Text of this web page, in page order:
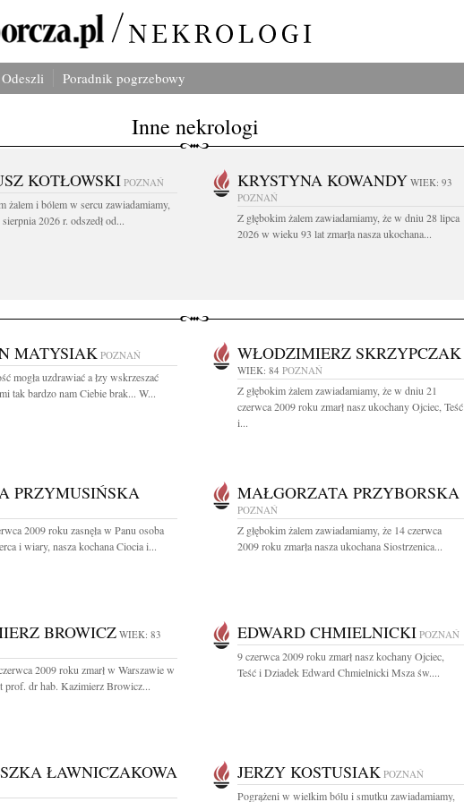
Odeszli Poradnik pogrzebowy
Inne nekrologi
KOTŁOWSKI POZNAŃ
żalem i bólem w sercu zawiadamiamy,
2026 r. odszedł od...
KRYSTYNA KOWANDY WIEK: 93
POZNAŃ
Z głębokim żalem zawiadamiamy, że w dniu 28 lipca
2026 w wieku 93 lat zmarła nasza ukochana...
MATYSIAKPOZNAŃ
mogła uzdrawiać a łzy wskrzeszać
tak bardzo nam Ciebie brak... W...
WŁODZIMIERZ SKRZYPCZAK
WIEK: 84 POZNAŃ
Z głębokim żalem zawiadamiamy, że w dniu 21
czerwca 2009 roku zmarł nasz ukochany Ojciec, Teść
i...
PRZYMUSIŃSKA
2009 roku zasnęła w Panu osoba
i wiary, nasza kochana Ciocia i...
MAŁGORZATA PRZYBORSKA
POZNAŃ
Z głębokim żalem zawiadamiamy, że 14 czerwca
2009 roku zmarła nasza ukochana Siostrzenica...
BROWICZ WIEK: 83
2009 roku zmarł w Warszawie w
prof. dr hab. Kazimierz Browicz...
EDWARD CHMIELNICKI POZNAŃ
9 czerwca 2009 roku zmarł nasz kochany Ojciec,
Teść i Dziadek Edward Chmielnicki Msza św....
ŁAWNICZAKOWA JERZY KOSTUSIAK POZNAŃ
Pogrążeni w wielkim bólu i smutku zawiadamiamy,